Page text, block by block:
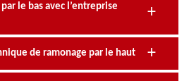
le bas avec l’entreprise
de ramonage par le haut